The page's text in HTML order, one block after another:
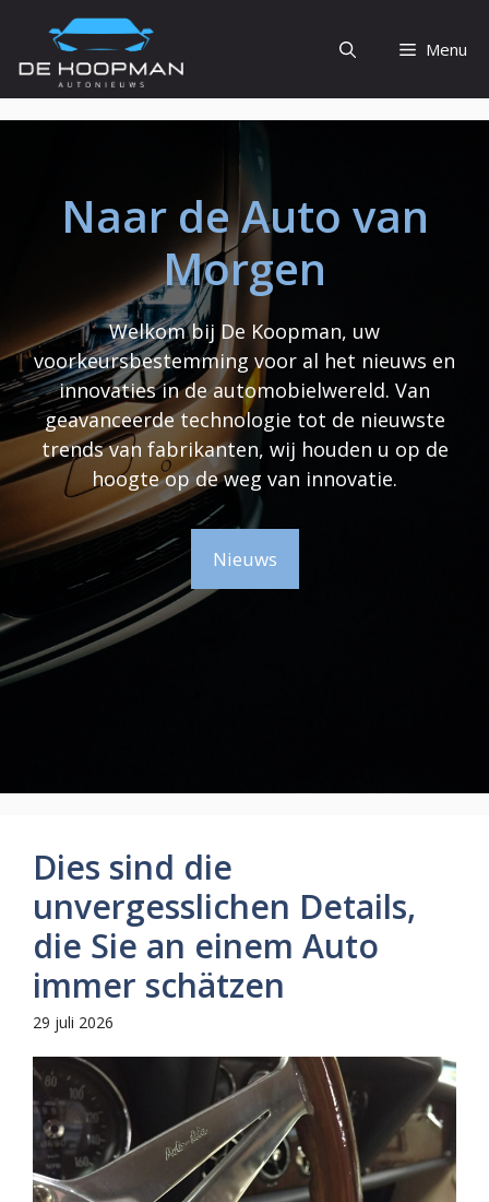
de
inhoud
Menu
Naar de Auto van
Morgen
Welkom bij De Koopman, uw
voorkeursbestemming voor al het nieuws en
innovaties in de automobielwereld. Van
geavanceerde technologie tot de nieuwste
trends van fabrikanten, wij houden u op de
hoogte op de weg van innovatie.
Nieuws
Dies sind die
unvergesslichen Details,
die Sie an einem Auto
immer schätzen
29 juli 2026